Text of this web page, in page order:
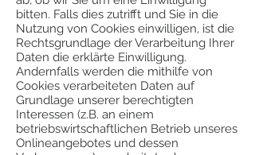
bitten. Falls dies zutrifft und Sie in die
Nutzung von Cookies einwilligen, ist die
Rechtsgrundlage der Verarbeitung Ihrer
Daten die erklärte Einwilligung.
Andernfalls werden die mithilfe von
Cookies verarbeiteten Daten auf
Grundlage unserer berechtigten
Interessen (z.B. an einem
betriebswirtschaftlichen Betrieb unseres
Onlineangebotes und dessen